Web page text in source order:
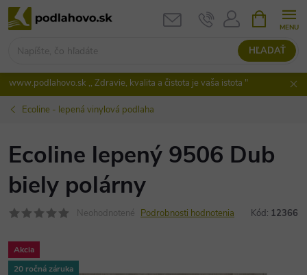
Prejsť
na
HĽADAŤ
KOŠÍK
www.podlahovo.sk ,, Zdravie, kvalita a čistota je vaša istota "
Ecoline - lepená vinylová podlaha
Ecoline lepený 9506 Dub
biely polárny
Neohodnotené Podrobnosti hodnotenia Kód: 12366
Akcia
20 ročná záruka